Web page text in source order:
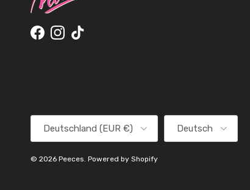
Facebook
Instagram
TikTok
Land/Region
Deutschland (EUR €)
Sprache
Deutsch
© 2026 Peeces. Powered by Shopify